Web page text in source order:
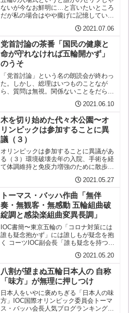
ないが今なお鮮明に…と言いたいところ
だが私の場合はやや朧げに記憶している
しえたであろう#水際の不手際 No. 162
迫り来る変異種オリンピックの恐怖こん
にちわ ♪ こ...
2021.07.06
党首討論の茶番「国民の健康と
命が守れなければ五輪開かず」
のうそ
「党首討論」という名の朗読会が終わっ
た。しかし、総理はいつものことなが
ら、質問は無視。関係ないことをだらだ
はコロナ禍、新しいのは「そんなこと聞
いてないよ！」の野党議員のヤジがない
ことくらいか。これは先の国...
2021.06.10
木を切り始めた代々木公園〜オ
リンピックは参加することに異
議（３）
オリンピックは参加することに異議があ
る（３）環境破壊去年の入院、手術を経
て体調維持と免疫力増強のために散歩と
公園しかしここは今では安倍の観光立国
政策で始まった羽田ルートの真下頭上の
飛行機がうるさくてしょう...
2021.05.27
トーマス・バッハ作曲「無伴
奏・無観客・無感動 五輪組曲破
綻調と感染楽組曲変異長調」
IOC書簡〜東京五輪の「コロナ対策には
誰も疑念抱かず」には誰しもが疑念を抱
く コーツIOC副会長「誰も疑念を持つこ
だ？？ IOC書簡主張と根拠IOCも政府も
めちゃくちゃ根拠をかかげずIOCはバッ
ハもコーツも...
2021.05.20
八割が望まぬ五輪日本人の 自称
「味方」が無理に押しつけ
日本人をいやに褒めちぎる「日本人の味
方」IOC国際オリンピック委員会トーマ
ス・バッハ会長人気ブログランキング